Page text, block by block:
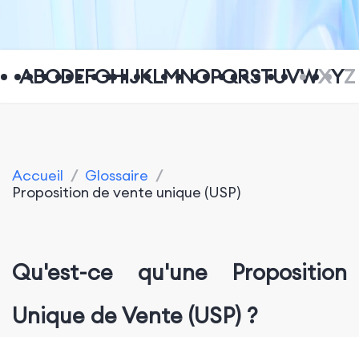
ABCDEFGHIJKLMNOPQRSTUVWXYZ
Accueil / Glossaire /
Proposition de vente unique (USP)
Qu'est-ce qu'une Proposition
Unique de Vente (USP) ?